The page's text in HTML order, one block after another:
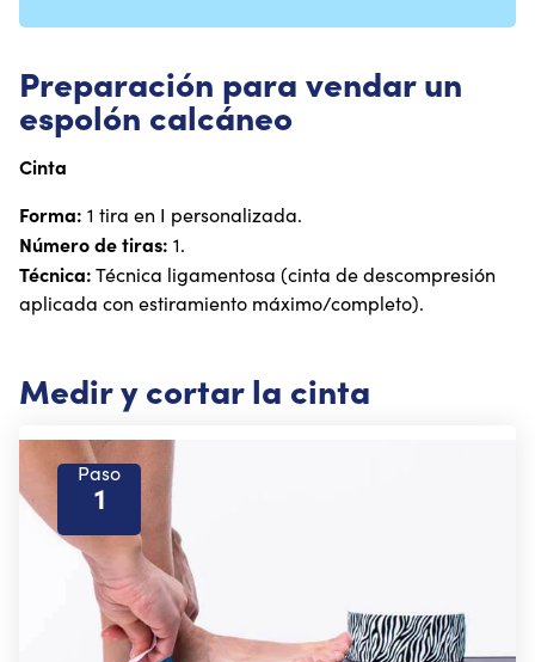
Preparación para vendar un
espolón calcáneo
Cinta
Forma: 1 tira en I personalizada.
Número de tiras: 1.
Técnica:Técnica ligamentosa (cinta de descompresión
aplicada con estiramiento máximo/completo).
Medir y cortar la cinta
Paso
1